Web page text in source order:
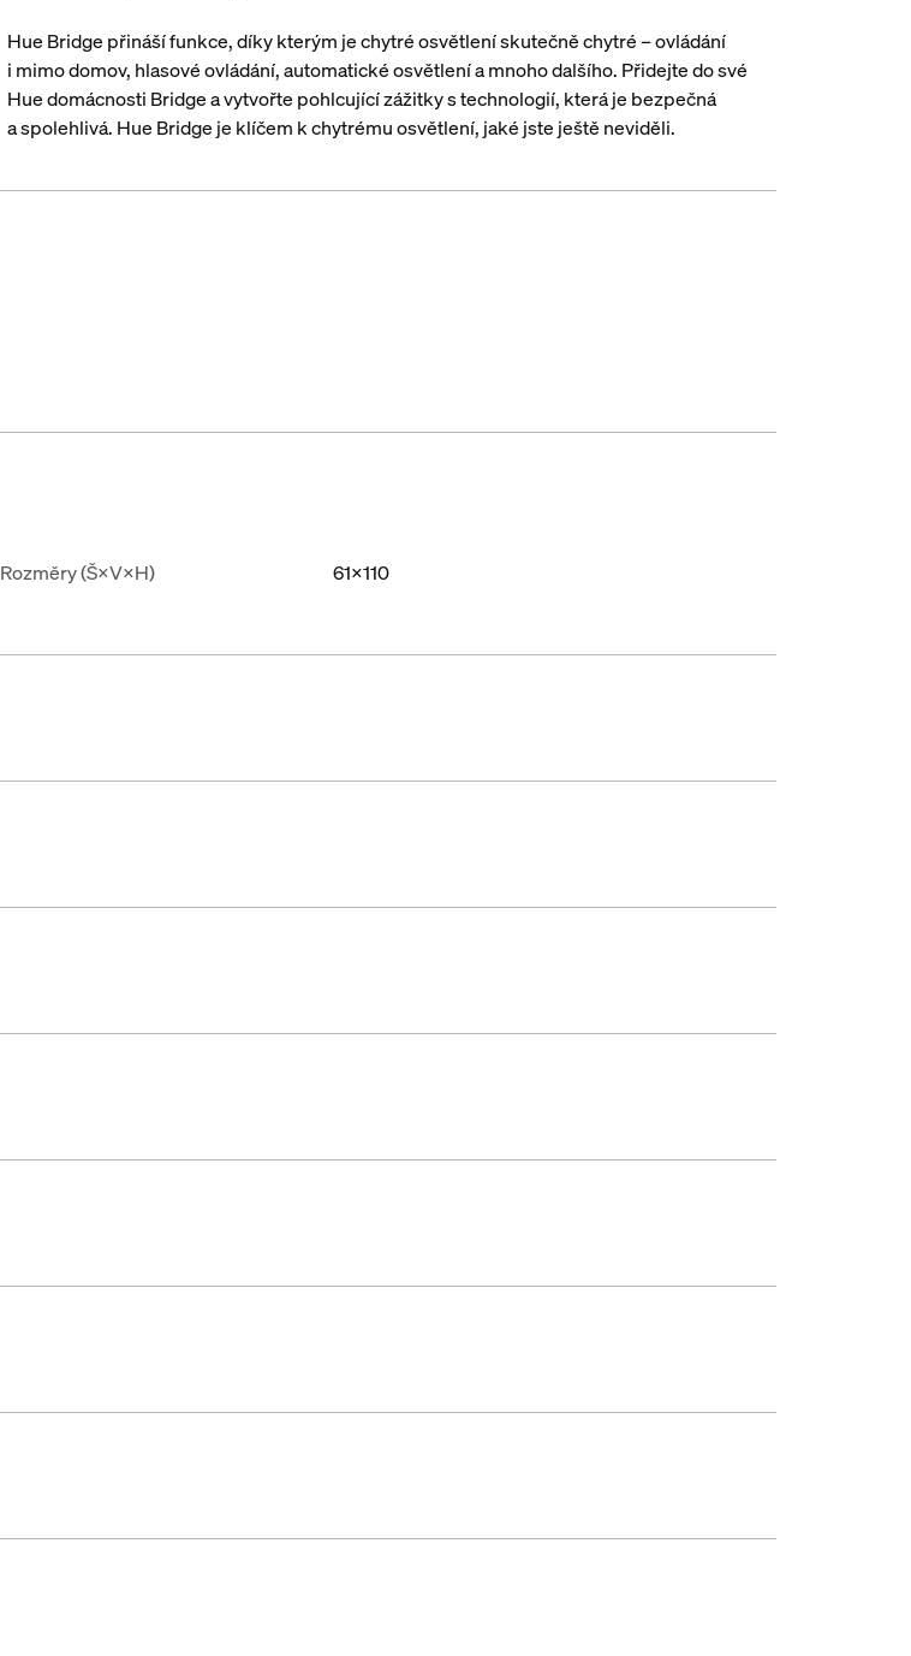
Hue Bridge přináší funkce, díky kterým je chytré osvětlení skutečně chytré – ovládání
i mimo domov, hlasové ovládání, automatické osvětlení a mnoho dalšího. Přidejte do své
Hue domácnosti Bridge a vytvořte pohlcující zážitky s technologií, která je bezpečná
a spolehlivá. Hue Bridge je klíčem k chytrému osvětlení, jaké jste ještě neviděli.
Rozměry (Š×V×H) 61x110